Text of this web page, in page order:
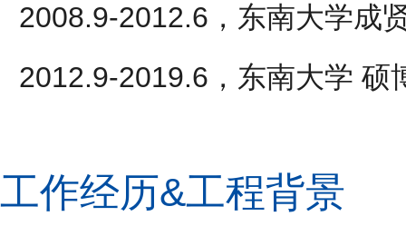
2008.9-2012.6 ，东南大学成
2012.9-2019.6 ，东南大学 硕
工作经历&工程背景